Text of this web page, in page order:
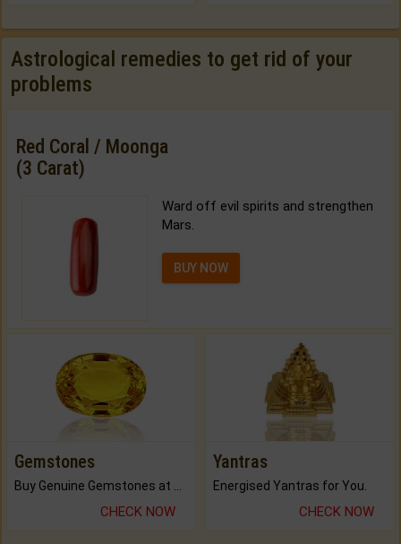
Astrological remedies to get rid of your
problems
Red Coral / Moonga
(3 Carat)
Ward off evil spirits and strengthen
Mars.
BUY NOW
Gemstones
CHECK NOW
Yantras
Energised Yantras for You.
CHECK NOW